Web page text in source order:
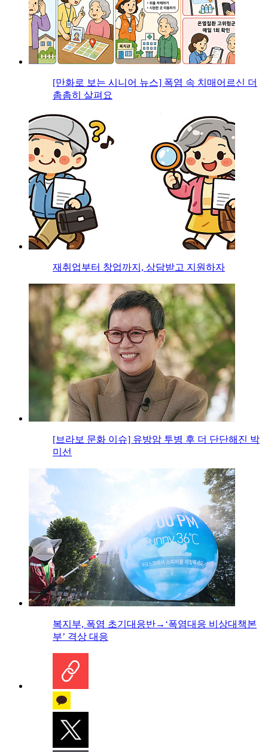
[만화로 보는 시니어 뉴스] 폭염 속 치매어르신 더
촘촘히 살펴요
재취업부터 창업까지, 상담받고 지원하자
[브라보 문화 이슈] 유방암 투병 후 더 단단해진 박
미선
복지부, 폭염 초기대응반→‘폭염대응 비상대책본
부’ 격상 대응